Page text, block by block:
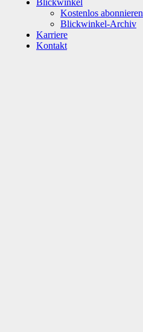
Blickwinkel
Kostenlos abonnieren
Blickwinkel-Archiv
Karriere
Kontakt